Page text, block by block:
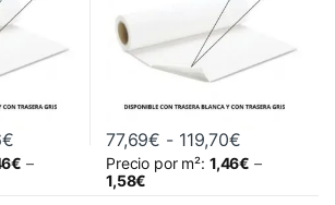
€Rango de precios: desde 77,69€ hasta
€ –
múltiples variantes. Las opciones se
Vinilos Monoméricos Spider
77,69€ - 119,70€Rango de
Precio por m²: 1,46€ –
1,58€
Este producto tiene múltiples